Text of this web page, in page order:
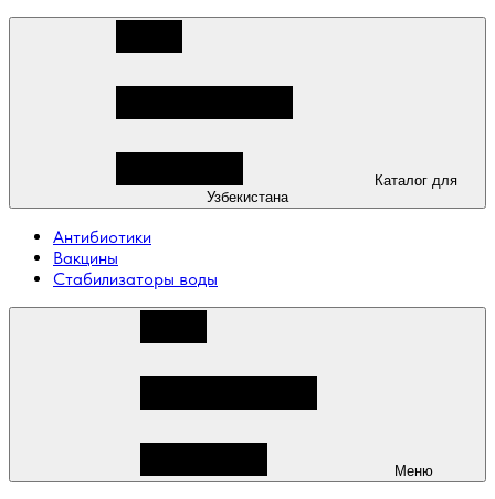
Узбекистана
Антибиотики
Вакцины
Стабилизаторы воды
Меню